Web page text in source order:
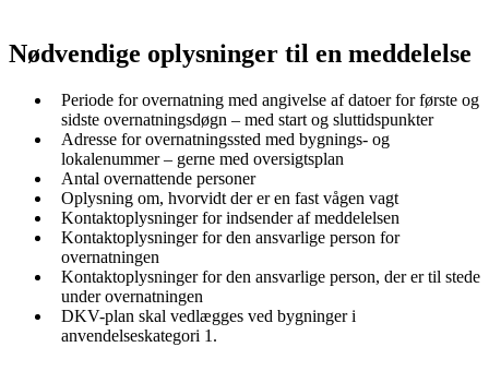
Nødvendige oplysninger til en meddelelse
Periode for overnatning med angivelse af datoer for første og
sidste overnatningsdøgn – med start og sluttidspunkter
Adresse for overnatningssted med bygnings- og
lokalenummer – gerne med oversigtsplan
Antal overnattende personer
Oplysning om, hvorvidt der er en fast vågen vagt
Kontaktoplysninger for indsender af meddelelsen
Kontaktoplysninger for den ansvarlige person for
overnatningen
Kontaktoplysninger for den ansvarlige person, der er til stede
under overnatningen
DKV-plan skal vedlægges ved bygninger i
anvendelseskategori 1.